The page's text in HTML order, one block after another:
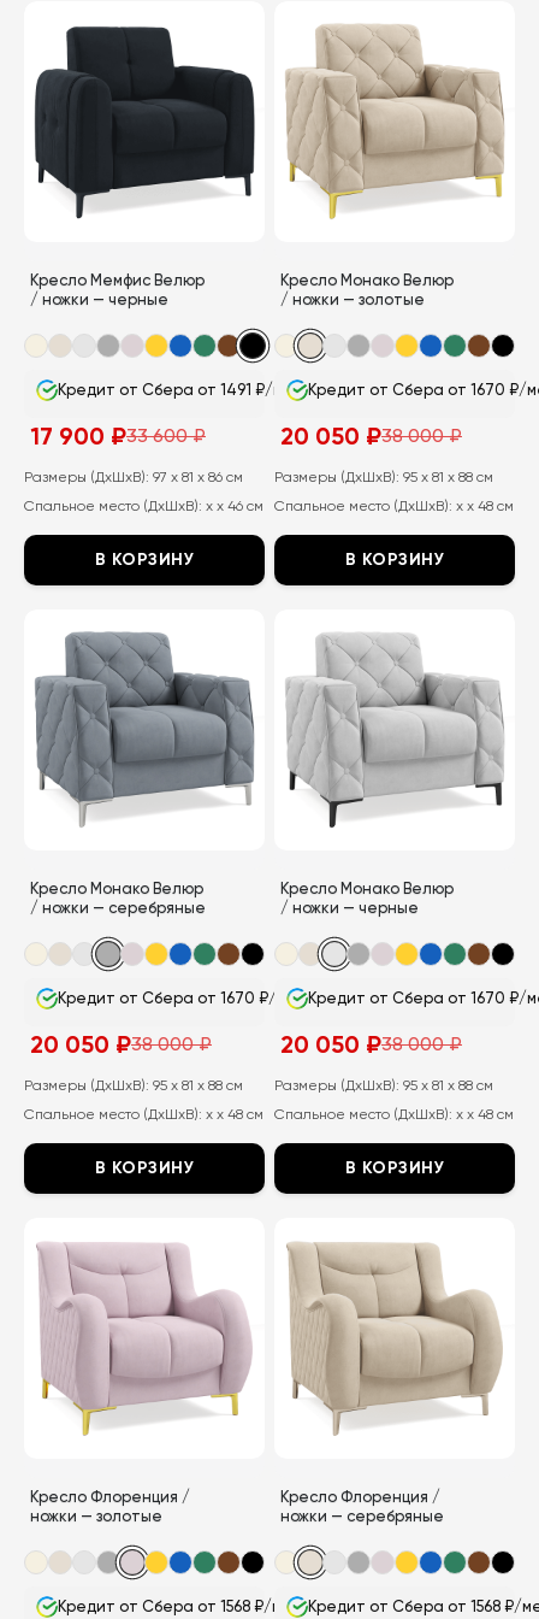
имеет
несколько
вариаций.
можно
выбрать
товара.
товар
имеет
несколько
вариаций.
Опции
можно
выбрать
товара.
Кресло Мемфис Велюр
/ ножки — черные
Кредит от Сбера от 1491 ₽/мес
33 600₽
Первоначальная
составляла
600
17 900 ₽
Текущая
17
₽.
Размеры (ДхШхВ): 97 x 81 x 86 см
Спальное место (ДхШхВ): x x 46 см
В КОРЗИНУ
товар
имеет
несколько
вариаций.
Опции
можно
выбрать
товара.
Кресло Монако Велюр
/ ножки — золотые
Кредит от Сбера от 1670 ₽/
38 000₽
Первоначальная
составляла
000
20 050 ₽
Текущая
20
₽.
Размеры (ДхШхВ): 95 x 81 x 88 см
Спальное место (ДхШхВ): x x 48 см
В КОРЗИНУ
товар
имеет
несколько
вариаций.
Опции
можно
выбрать
товара.
Кресло Монако Велюр
/ ножки — серебряные
Кредит от Сбера от 1670 ₽/мес
38 000₽
Первоначальная
составляла
000
20 050 ₽
Текущая
20
₽.
Размеры (ДхШхВ): 95 x 81 x 88 см
Спальное место (ДхШхВ): x x 48 см
В КОРЗИНУ
товар
имеет
несколько
вариаций.
Опции
можно
выбрать
товара.
Кресло Монако Велюр
/ ножки — черные
Кредит от Сбера от 1670 ₽/
38 000₽
Первоначальная
составляла
000
20 050 ₽
Текущая
20
₽.
Размеры (ДхШхВ): 95 x 81 x 88 см
Спальное место (ДхШхВ): x x 48 см
В КОРЗИНУ
товар
имеет
несколько
вариаций.
Опции
можно
выбрать
товара.
Кресло Флоренция /
ножки — золотые
Кредит от Сбера от 1568 ₽/мес
Кресло Флоренция /
ножки — серебряные
Кредит от Сбера от 1568 ₽/